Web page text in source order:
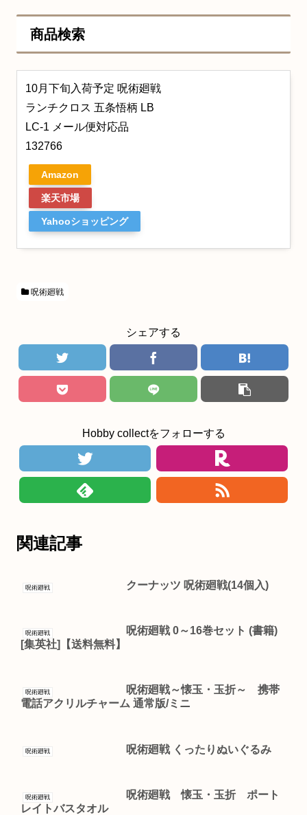
商品検索
10月下旬入荷予定 呪術廻戦
ランチクロス 五条悟柄 LB
LC-1 メール便対応品
132766
Amazon
楽天市場
Yahooショッピング
呪術廻戦
シェアする
Hobby collectをフォローする
関連記事
呪術廻戦 クーナッツ 呪術廻戦(14個入)
呪術廻戦
呪術廻戦 0～16巻セット (書籍)
[集英社]【送料無料】
呪術廻戦
呪術廻戦～懐玉・玉折～ 携帯
電話アクリルチャーム 通常版/ミニ
呪術廻戦 呪術廻戦 くったりぬいぐるみ
呪術廻戦
呪術廻戦 懐玉・玉折 ポート
レイトバスタオル